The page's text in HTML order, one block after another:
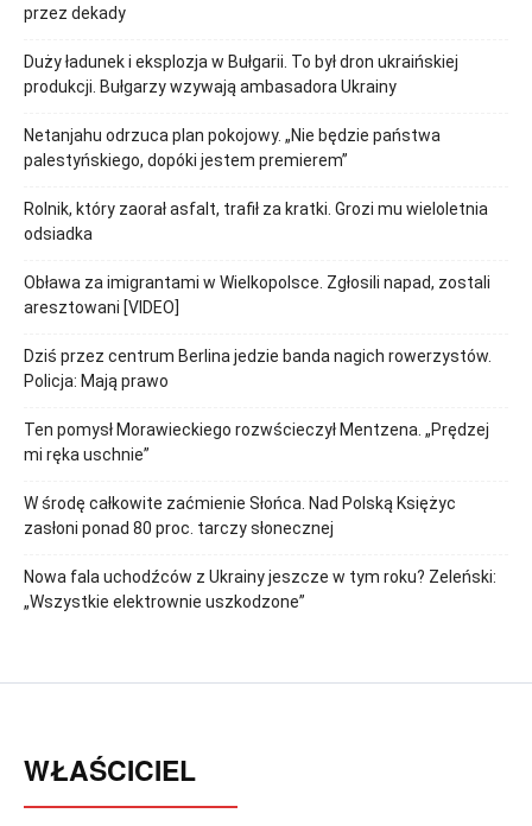
przez dekady
Duży ładunek i eksplozja w Bułgarii. To był dron ukraińskiej
produkcji. Bułgarzy wzywają ambasadora Ukrainy
Netanjahu odrzuca plan pokojowy. „Nie będzie państwa
palestyńskiego, dopóki jestem premierem”
Rolnik, który zaorał asfalt, trafił za kratki. Grozi mu wieloletnia
odsiadka
Obława za imigrantami w Wielkopolsce. Zgłosili napad, zostali
aresztowani [VIDEO]
Dziś przez centrum Berlina jedzie banda nagich rowerzystów.
Policja: Mają prawo
Ten pomysł Morawieckiego rozwścieczył Mentzena. „Prędzej
mi ręka uschnie”
W środę całkowite zaćmienie Słońca. Nad Polską Księżyc
zasłoni ponad 80 proc. tarczy słonecznej
Nowa fala uchodźców z Ukrainy jeszcze w tym roku? Zeleński:
„Wszystkie elektrownie uszkodzone”
WŁAŚCICIEL